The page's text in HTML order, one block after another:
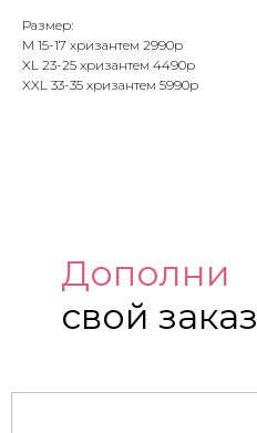
Размер:
M 15-17 хризантем 2990р
XL 23-25 хризантем 4490р
XXL 33-35 хризантем 5990р
Дополни
свой заказ